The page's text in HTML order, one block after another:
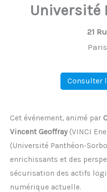
Université
21
Consulter
Cet événement, animé par
Vincent Geoffray(VINCI
(Université Panthéon-
enrichissants et des
sécurisation des actifs
numérique actuelle.